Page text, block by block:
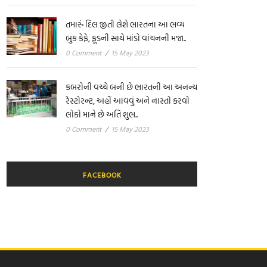
તમારું દિલ જીતી લેશે ભારતના આ ભવ્ય
બુક કેફે, ફૂડની સાથે માંડો વાંચનની મજા..
0 Comment / 15 May 2023
કબરોની વચ્ચે બની છે ભારતની આ અનન્ય
રેસ્ટોરન્ટ, અહીં આવવું અને નાસ્તો કરવો
લોકો માને છે અતિ શુભ..
0 Comment / 15 May 2023
FACEBOOK